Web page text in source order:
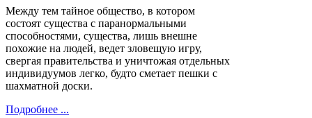
Между тем тайное общество, в котором
состоят существа с паранормальными
способностями, существа, лишь внешне
похожие на людей, ведет зловещую игру,
свергая правительства и уничтожая отдельных
индивидуумов легко, будто сметает пешки с
шахматной доски.
Подробнее ...